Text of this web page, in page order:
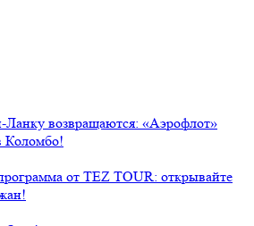
возвращаются: «Аэрофлот»
Коломбо!
от TEZ TOUR: открывайте